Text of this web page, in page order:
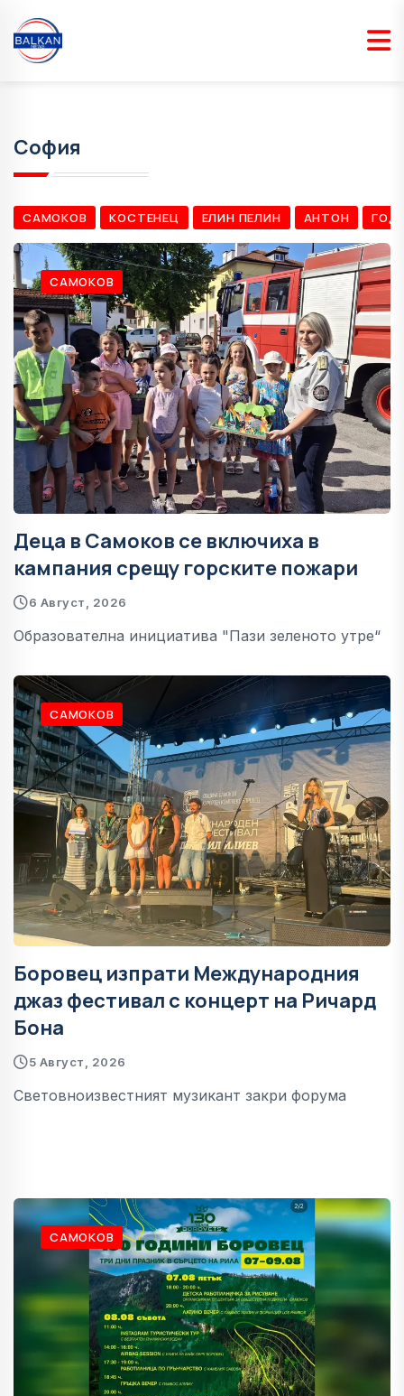
София
САМОКОВ КОСТЕНЕЦ ЕЛИН ПЕЛИН АНТОН
САМОКОВ
Деца в Самоков се включиха в
кампания срещу горските пожари
6 Август, 2026
Образователна инициатива "Пази зеленото утре“
САМОКОВ
Боровец изпрати Международния
джаз фестивал с концерт на Ричард
Бона
5 Август, 2026
Световноизвестният музикант закри форума
САМОКОВ